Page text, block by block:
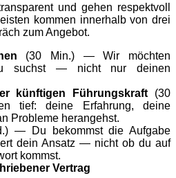
und gehen respektvoll
kommen innerhalb von drei
zum Angebot.
(30 Min.) — Wir möchten
suchst — nicht nur deinen
künftigen Führungskraft (30
tief: deine Erfahrung, deine
Probleme herangehst.
— Du bekommst die Aufgabe
dein Ansatz — nicht ob du auf
kommst.
Vertrag